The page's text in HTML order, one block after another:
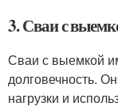
3. Сваи с
Сваи с выемкой
долговечность.
нагрузки и